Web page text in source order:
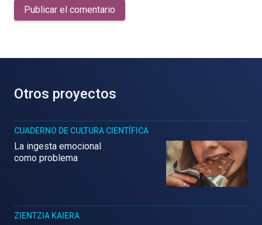
Publicar el comentario
Otros proyectos
CUADERNO DE CULTURA CIENTÍFICA
La ingesta emocional
como problema
ZIENTZIA KAIERA